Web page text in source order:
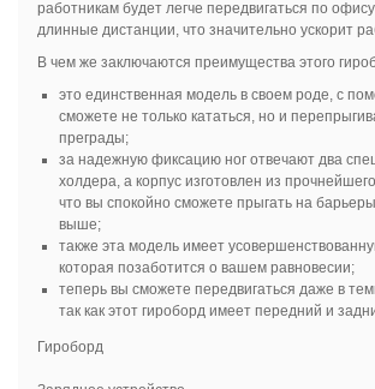
работникам будет легче передвигаться по
длинные дистанции, что значительно ускорит
В чем же заключаются преимущества этого
это единственная модель в своем роде, с
сможете не только кататься, но и
преграды;
за надежную фиксацию ног отвечают два
холдера, а корпус изготовлен из
что вы спокойно сможете прыгать на
выше;
также эта модель имеет
которая позаботится о вашем равновесии;
теперь вы сможете передвигаться даже в
так как этот гироборд имеет передний и
Гироборд